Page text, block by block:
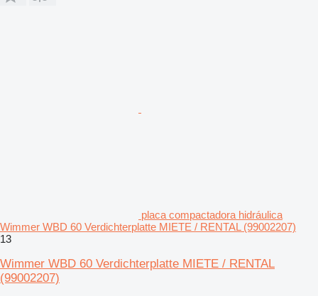
placa compactadora hidráulica
Wimmer WBD 60 Verdichterplatte MIETE / RENTAL (99002207)
13
Wimmer WBD 60 Verdichterplatte MIETE / RENTAL
(99002207)